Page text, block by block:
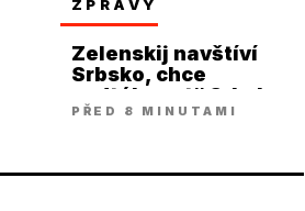
ZPRÁVY
Zelenskij navštíví
Srbsko, chce
„odtáhnout“ Srbsko
od Moskvy
PŘED 8 MINUTAMI